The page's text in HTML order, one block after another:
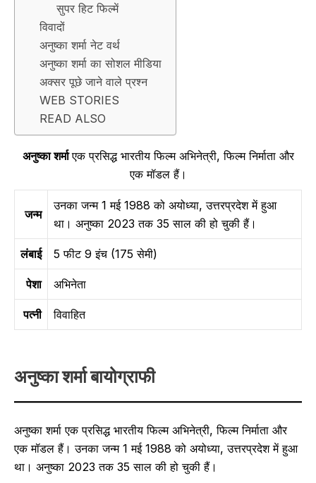
सुपर हिट फिल्में
विवादों
अनुष्का शर्मा नेट वर्थ
अनुष्का शर्मा का सोशल मीडिया
अक्सर पूछे जाने वाले प्रश्न
WEB STORIES
READ ALSO
अनुष्का शर्माएक प्रसिद्ध भारतीय फिल्म अभिनेत्री, फिल्म निर्माता और
एक मॉडल हैं।
जन्म
उनका जन्म 1 मई 1988 को अयोध्या, उत्तरप्रदेश में हुआ
था। अनुष्का 2023 तक 35 साल की हो चुकी हैं।
लंबाई 5 फीट 9 इंच (175 सेमी)
पेशा अभिनेता
पत्नी विवाहित
अनुष्का शर्मा बायोग्राफी
अनुष्का शर्मा एक प्रसिद्ध भारतीय फिल्म अभिनेत्री, फिल्म निर्माता और
एक मॉडल हैं। उनका जन्म 1 मई 1988 को अयोध्या, उत्तरप्रदेश में हुआ
था। अनुष्का 2023 तक 35 साल की हो चुकी हैं।